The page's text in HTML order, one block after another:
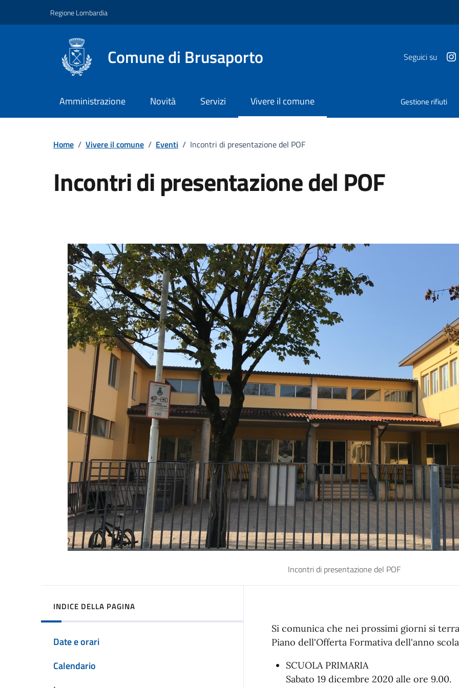
Regione Lombardia
Comune di Brusaporto Seguici su
Amministrazione Novità Servizi Vivere il comune Gestione rifiuti
Home / Vivere il comune / Eventi / Incontri di presentazione del POF
Incontri di presentazione del POF
Incontri di presentazione del POF
INDICE DELLA PAGINA
Date e orari
Calendario
Si comunica che nei prossimi giorni si
Piano dell'Offerta Formativa dell'anno
SCUOLA PRIMARIA
Sabato 19 dicembre 2020 alle ore 9.00.